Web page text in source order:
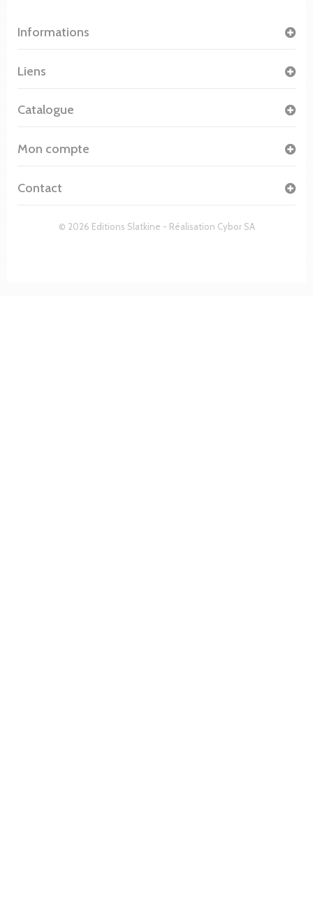
Informations
© 2026 Editions Slatkine - Réalisation Cybor SA
Liens
Catalogue
Mon compte
Contact